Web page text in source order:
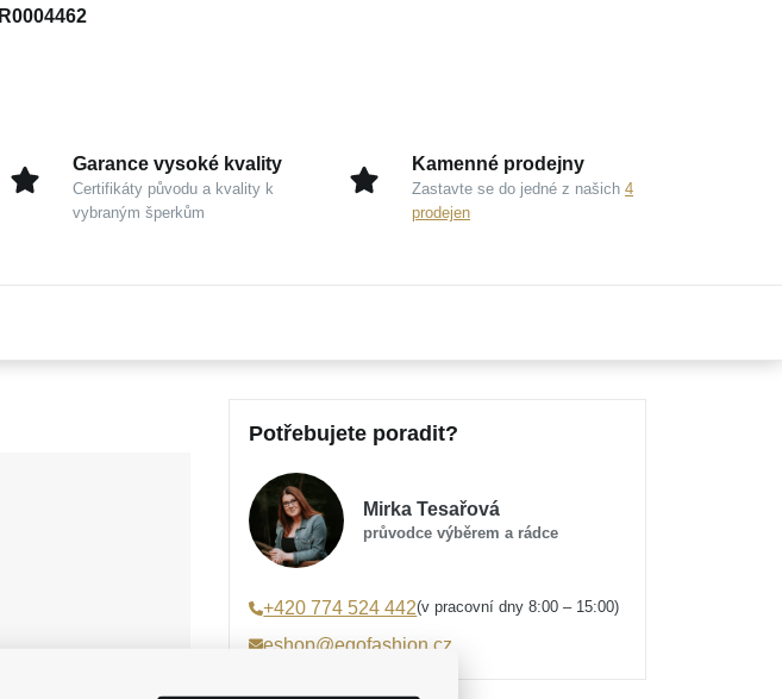
R0004462
Garance vysoké kvality
Certifikáty původu a kvality k
vybraným šperkům
Kamenné prodejny
Zastavte se do jedné z našich 4
prodejen
Potřebujete poradit?
Mirka Tesařová
průvodce výběrem a rádce
+420 774 524 442(v pracovní dny 8:00 – 15:00)
eshop@egofashion.cz